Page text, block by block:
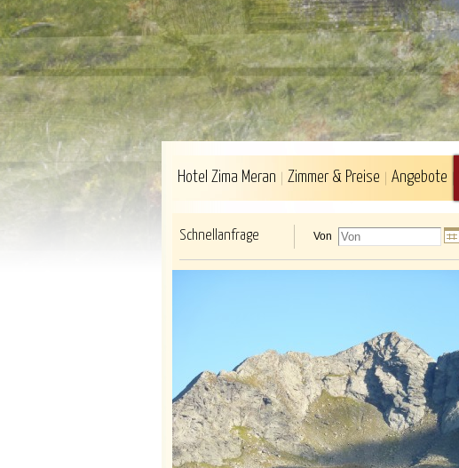
Hotel Zima Meran Zimmer & Preise Angebote
Schnellanfrage Von